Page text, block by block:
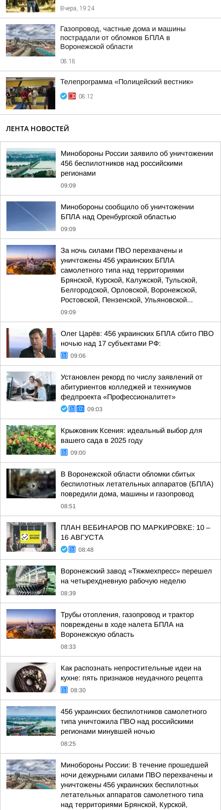
Вчера, 19:24
Газопровод, частные дома и машины
пострадали от обломков БПЛА в
Воронежской области
08:18
Телепрограмма «Полицейский вестник»
08:12
ЛЕНТА НОВОСТЕЙ
Минобороны России заявило об уничтожении
456 беспилотников над российскими
регионами
09:09
Минобороны сообщило об уничтожении
БПЛА над Оренбургской областью
09:09
За ночь силами ПВО перехвачены и
уничтожены 456 украинских БПЛА
самолетного типа над территориями
Брянской, Курской, Калужской, Тульской,
Белгородской, Орловской, Воронежской,
Ростовской, Пензенской, Ульяновской...
09:09
Олег Царёв: 456 украинских БПЛА сбито ПВО
ночью над 17 субъектами РФ:
09:06
Установлен рекорд по числу заявлений от
абитуриентов колледжей и техникумов
федпроекта «Профессионалитет»
09:03
Крыжовник Ксения: идеальный выбор для
вашего сада в 2025 году
09:00
В Воронежской области обломки сбитых
беспилотных летательных аппаратов (БПЛА)
повредили дома, машины и газопровод
08:51
ПЛАН ВЕБИНАРОВ ПО МАРКИРОВКЕ: 10 –
16 АВГУСТА
08:48
Воронежский завод «Тяжмехпресс» перешел
на четырехдневную рабочую неделю
08:39
Трубы отопления, газопровод и трактор
повреждены в ходе налета БПЛА на
Воронежскую область
08:33
Как распознать непростительные идеи на
кухне: пять признаков неудачного рецепта
08:30
456 украинских беспилотников самолетного
типа уничтожила ПВО над российскими
регионами минувшей ночью
08:25
Минобороны России: В течение прошедшей
ночи дежурными силами ПВО перехвачены и
уничтожены 456 украинских беспилотных
летательных аппаратов самолетного типа
над территориями Брянской, Курской,